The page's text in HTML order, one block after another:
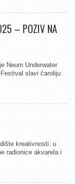
– POZIV NA
Neum Underwater
slavi čaroliju
kreativnosti: u
radionice akvarela i